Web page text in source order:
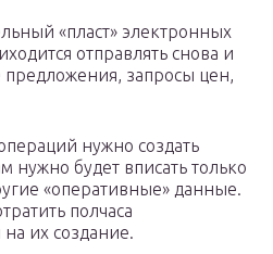
«пласт» электронных
отправлять снова и
запросы цен,
нужно создать
будет вписать только
«оперативные» данные.
полчаса
их создание.